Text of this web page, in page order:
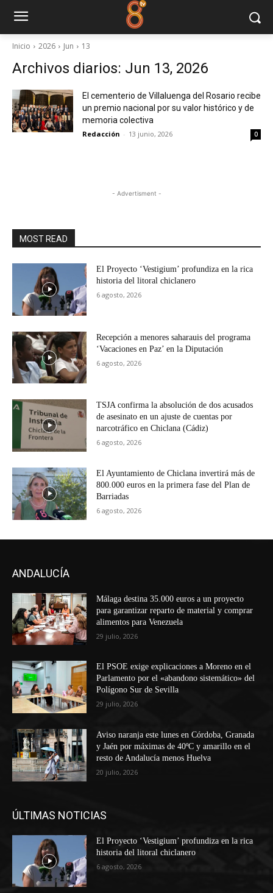
Inicio 2026 Jun 13
Archivos diarios: Jun 13, 2026
El cementerio de Villaluenga del Rosario recibe
un premio nacional por su valor histórico y de
memoria colectiva
Redacción - 13 junio, 2026 0
- Advertisment -
MOST READ
El Proyecto ‘Vestigium’ profundiza en la rica
historia del litoral chiclanero
6 agosto, 2026
Recepción a menores saharauis del programa
‘Vacaciones en Paz’ en la Diputación
6 agosto, 2026
TSJA confirma la absolución de dos acusados
de asesinato en un ajuste de cuentas por
narcotráfico en Chiclana (Cádiz)
6 agosto, 2026
El Ayuntamiento de Chiclana invertirá más de
800.000 euros en la primera fase del Plan de
Barriadas
6 agosto, 2026
ANDALUCÍA
Málaga destina 35.000 euros a un proyecto
para garantizar reparto de material y comprar
alimentos para Venezuela
29 julio, 2026
El PSOE exige explicaciones a Moreno en el
Parlamento por el «abandono sistemático» del
Polígono Sur de Sevilla
29 julio, 2026
Aviso naranja este lunes en Córdoba, Granada
y Jaén por máximas de 40ºC y amarillo en el
resto de Andalucía menos Huelva
20 julio, 2026
ÚLTIMAS NOTICIAS
El Proyecto ‘Vestigium’ profundiza en la rica
historia del litoral chiclanero
6 agosto, 2026